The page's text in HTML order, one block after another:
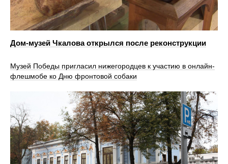
Дом-музей Чкалова открылся после реконструкции
Музей Победы пригласил нижегородцев к участию в онлайн-
флешмобе ко Дню фронтовой собаки